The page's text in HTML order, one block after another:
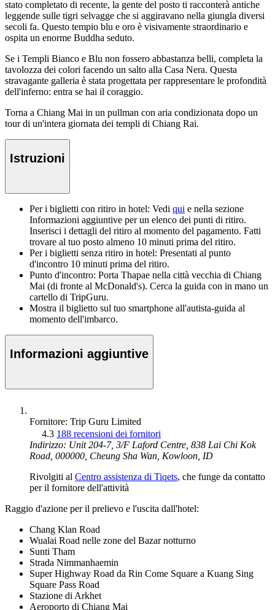
stato completato di recente, la gente del posto ti racconterà antiche
leggende sulle tigri selvagge che si aggiravano nella giungla diversi
secoli fa. Questo tempio blu e oro è visivamente straordinario e
ospita un enorme Buddha seduto.
Se i Templi Bianco e Blu non fossero abbastanza belli, completa la
tavolozza dei colori facendo un salto alla Casa Nera. Questa
stravagante galleria è stata progettata per rappresentare le profondità
dell'inferno: entra se hai il coraggio.
Torna a Chiang Mai in un pullman con aria condizionata dopo un
tour di un'intera giornata dei templi di Chiang Rai.
Istruzioni
Per i biglietti con ritiro in hotel: Vedi qui e nella sezione
Informazioni aggiuntive per un elenco dei punti di ritiro.
Inserisci i dettagli del ritiro al momento del pagamento. Fatti
trovare al tuo posto almeno 10 minuti prima del ritiro.
Per i biglietti senza ritiro in hotel: Presentati al punto
d'incontro 10 minuti prima del ritiro.
Punto d'incontro: Porta Thapae nella città vecchia di Chiang
Mai (di fronte al McDonald's). Cerca la guida con in mano un
cartello di TripGuru.
Mostra il biglietto sul tuo smartphone all'autista-guida al
momento dell'imbarco.
Informazioni aggiuntive
Fornitore: Trip Guru Limited
4.3 188 recensioni dei fornitori
Indirizzo: Unit 204-7, 3/F Laford Centre, 838 Lai Chi Kok
Road, 000000, Cheung Sha Wan, Kowloon, ID
Rivolgiti al Centro assistenza di Tiqets, che funge da contatto
per il fornitore dell'attività
Raggio d'azione per il prelievo e l'uscita dall'hotel:
Chang Klan Road
Wualai Road nelle zone del Bazar notturno
Sunti Tham
Strada Nimmanhaemin
Super Highway Road da Rin Come Square a Kuang Sing
Square Pass Road
Stazione di Arkhet
Aeroporto di Chiang Mai